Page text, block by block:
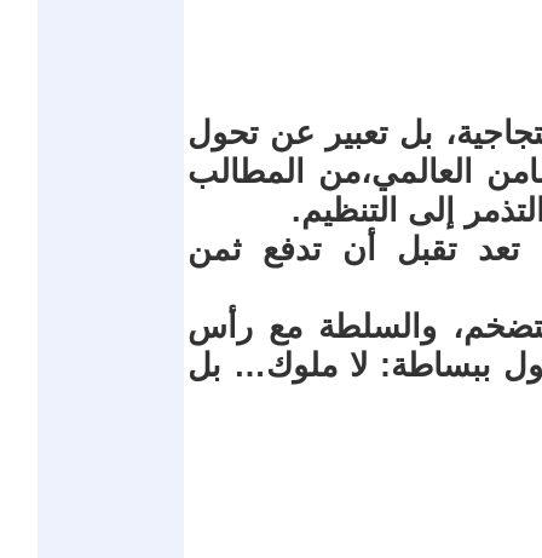
بل تعبير عن تحول
العالمي،من المطالب
إلى التنظيم.
تعد تقبل أن تدفع ثمن
والسلطة مع رأس
ببساطة: لا ملوك… بل